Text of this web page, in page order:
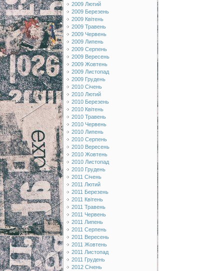
2009 Лютий
2009 Березень
2009 Квітень
2009 Травень
2009 Червень
2009 Липень
2009 Серпень
2009 Вересень
2009 Жовтень
2009 Листопад
2009 Грудень
2010 Січень
2010 Лютий
2010 Березень
2010 Квітень
2010 Травень
2010 Червень
2010 Липень
2010 Серпень
2010 Вересень
2010 Жовтень
2010 Листопад
2010 Грудень
2011 Січень
2011 Лютий
2011 Березень
2011 Квітень
2011 Травень
2011 Червень
2011 Липень
2011 Серпень
2011 Вересень
2011 Жовтень
2011 Листопад
2011 Грудень
2012 Січень